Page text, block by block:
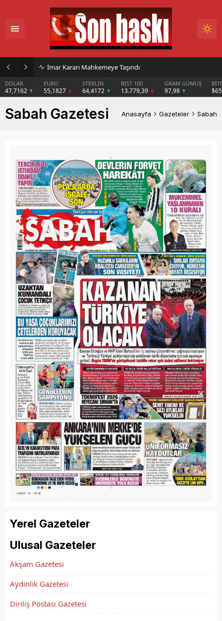
İmar Kararı Mahkemeye Taşındı
DOLAR
47,7162
EURO
55,1827
STERLİN
64,4172
BIST 100
13.779,39
GRAM GÜMÜŞ
97,98
Sabah Gazetesi Anasayfa Gazeteler Sabah
Yerel Gazeteler
Ulusal Gazeteler
Akşam Gazetesi
Aydınlık Gazetesi
Diriliş Postası Gazetesi